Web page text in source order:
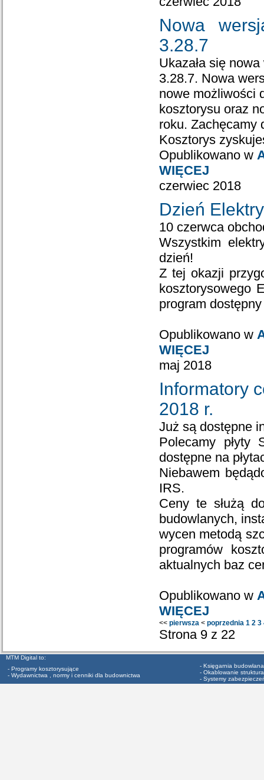
Nowa
3.28.7
Ukazała się
3.28.7. Nowa
nowe możliwości
kosztorysu oraz
roku. Zachęcamy
Kosztorys
Opublikowano w
WIĘCEJ
czerwiec 2018
Dzień
10 czerwca
Wszystkim
dzień!
Z tej okazji
kosztorysowego
program
Opublikowano w
WIĘCEJ
maj 2018
Informatory
2018 r.
Już są dostępne
Polecamy płyty
dostępne na
Niebawem
IRS.
Ceny te służą
budowlanych,
wycen metodą
programów
aktualnych baz
Opublikowano w
WIĘCEJ
<< pierwsza < poprzednia 1 2 3
Strona 9 z 22
MTM Digital to:
- Programy kosztorysujące
- Wydawnictwa , normy i cenniki dla budownictwa
- Księgarnia budowlana
- Okablowanie
- Systemy